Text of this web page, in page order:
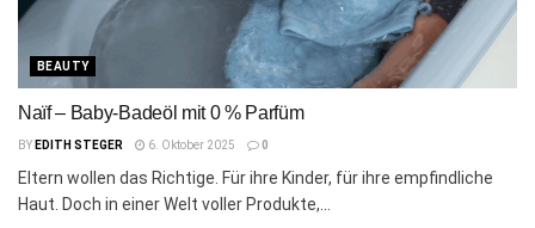
BEAUTY
Naïf – Baby-Badeöl mit 0 % Parfüm
BY EDITH STEGER 6. Oktober 2025 0
Eltern wollen das Richtige. Für ihre Kinder, für ihre empfindliche
Haut. Doch in einer Welt voller Produkte,...